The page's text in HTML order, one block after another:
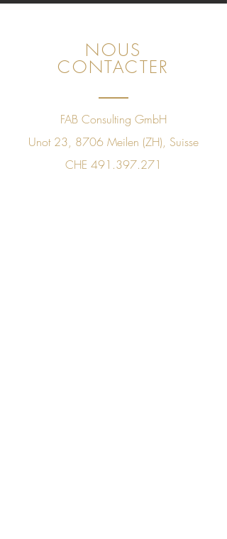
NOUS
CONTACTER
FAB Consulting GmbH
Unot 23, 8706 Meilen (ZH), Suisse
CHE 491.397.271